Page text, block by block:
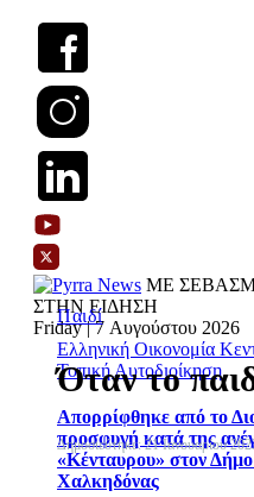
ΜΕ
ΣΤΗΝ ΕΙΔΗΣΗ
Friday | 7 Αυγούστου 2026
Ελληνική Οικονομία
Τοπική Αυτοδιοίκηση
Απορρίφθηκε από το
προσφυγή κατά της
«Κένταυρου» στον
Χαλκηδόνας
Παιδί
Όταν το
Δημοσιεύτηκε: 21 Ιανουαρίου